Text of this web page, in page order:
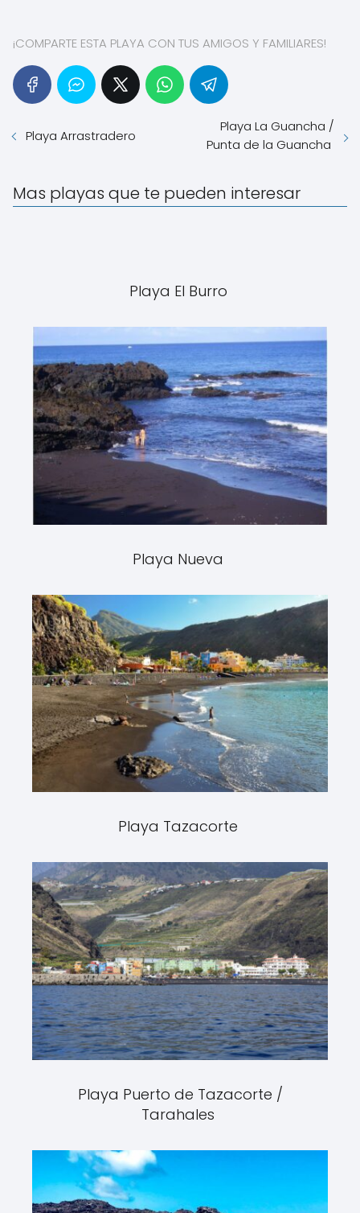
¡COMPARTE ESTA PLAYA CON TUS AMIGOS Y FAMILIARES!
Playa Arrastradero
Playa La Guancha /
Punta de la Guancha
Mas playas que te pueden interesar
Playa El Burro
Playa Nueva
Playa Tazacorte
Playa Puerto de Tazacorte /
Tarahales